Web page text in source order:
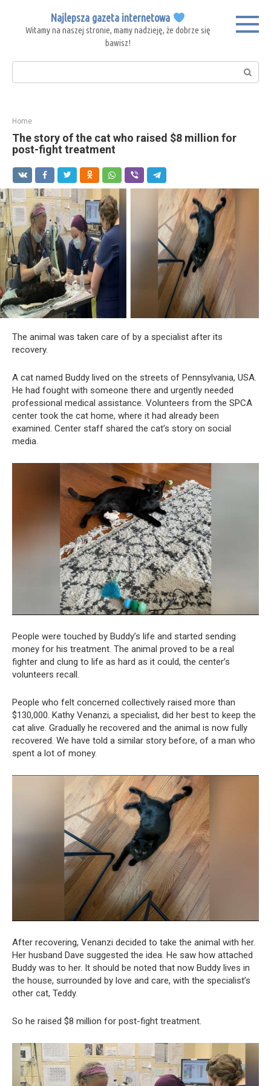
content
Najlepsza gazeta internetowa
Witamy na naszej stronie, mamy nadzieję, że dobrze się
bawisz!
Search:
Home
The story of the cat who raised $8 million for
post-fight treatment
The animal was taken care of by a specialist after its
recovery.
A cat named Buddy lived on the streets of Pennsylvania, USA.
He had fought with someone there and urgently needed
professional medical assistance. Volunteers from the SPCA
center took the cat home, where it had already been
examined. Center staff shared the cat’s story on social
media.
People were touched by Buddy’s life and started sending
money for his treatment. The animal proved to be a real
fighter and clung to life as hard as it could, the center’s
volunteers recall.
People who felt concerned collectively raised more than
$130,000. Kathy Venanzi, a specialist, did her best to keep the
cat alive. Gradually he recovered and the animal is now fully
recovered. We have told a similar story before, of a man who
spent a lot of money.
After recovering, Venanzi decided to take the animal with her.
Her husband Dave suggested the idea. He saw how attached
Buddy was to her. It should be noted that now Buddy lives in
the house, surrounded by love and care, with the specialist’s
other cat, Teddy.
So he raised $8 million for post-fight treatment.